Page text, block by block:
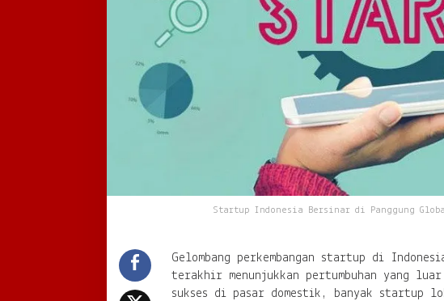
Startup Indonesia Bersinar di Panggung
Gelombang perkembangan startup di
terakhir menunjukkan pertumbuhan yang
sukses di pasar domestik, banyak startup